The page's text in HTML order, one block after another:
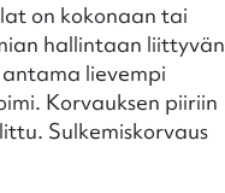
on kokonaan tai
hallintaan liittyvän
lievempi
Korvauksen piiriin
Sulkemiskorvaus